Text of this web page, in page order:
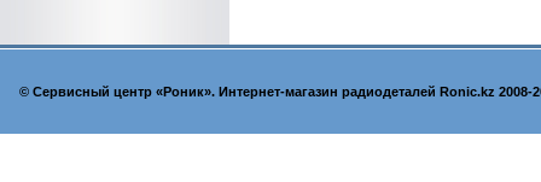
© Cервисный центр «Роник». Интернет-магазин радиодеталей Ronic.kz 2008-